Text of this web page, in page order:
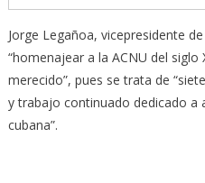
Jorge Legañoa, vicepresidente
“homenajear a la ACNU del siglo
merecido”, pues se trata de
y trabajo continuado dedicado a
cubana”.